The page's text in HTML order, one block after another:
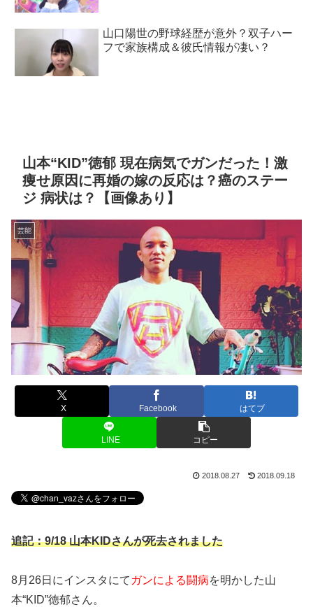
山口陽世の野球経歴が意外？双子ハー
フで家族構成＆彼氏情報が凄い？
山本“KID”徳郁 現在病気でガンだった！激
痩せ原因に再婚の嫁の反応は？癌のステー
ジ 病状は？【画像あり】
芸能
X Facebook はてブ
LINE コピー
2018.08.27 2018.09.18
追記：9/18 山本KIDさんが死去されました
8月26日にインスタにて ガンによる闘病を明かした山
本“KID”徳郁さん。